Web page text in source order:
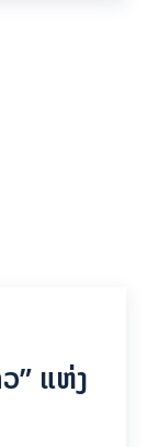
” ແຫ່ງ